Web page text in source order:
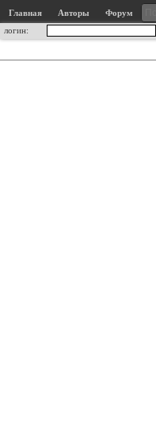
Главная Авторы
Форум
логин: